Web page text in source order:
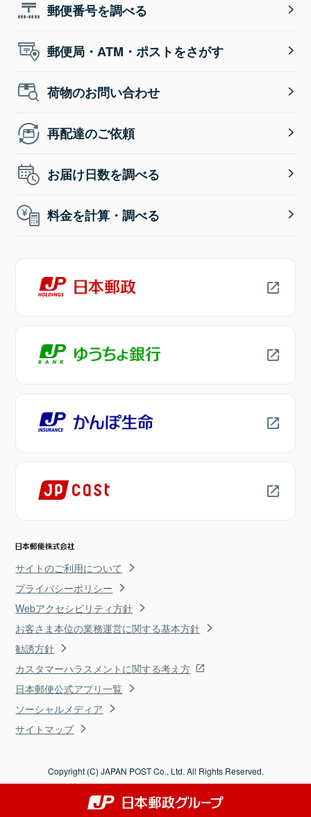
郵便番号を調べる
郵便局・ATM・ポストをさがす
荷物のお問い合わせ
再配達のご依頼
お届け日数を調べる
料金を計算・調べる
サイトのご利用について
プライバシーポリシー
Webアクセシビリティ方針
お客さま本位の業務運営に関する基本方針
勧誘方針
カスタマーハラスメントに関する考え方
日本郵便公式アプリ一覧
ソーシャルメディア
サイトマップ
Copyright (C) JAPAN POST Co., Ltd. All Rights Reserved.